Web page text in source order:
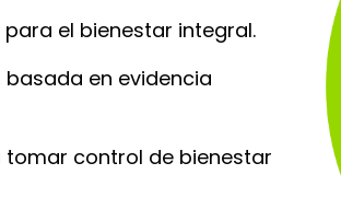
el bienestar integral.
en evidencia
tomar control de bienestar